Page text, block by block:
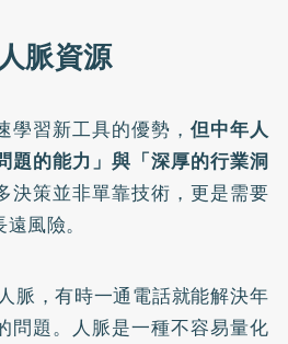
脈資源
學習新工具的優勢， 但中年人
題的能力」與「深厚的行業洞
決策並非單靠技術，更是需要
風險。
脈，有時一通電話就能解決年
問題。人脈是一種不容易量化